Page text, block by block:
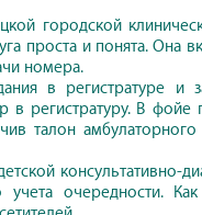
городской
проста и понята. Она
номера.
в регистратуре
в регистратуру. В
талон
консультативно-
очередности. Как